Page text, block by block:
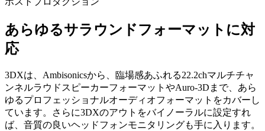
あらゆるサラウンドフォーマットに対
応
3DXは、Ambisonicsから、臨場感あふれる22.2chマルチチャ
ンネルラウドスピーカーフォーマットやAuro-3Dまで、あら
ゆるプロフェッショナルオーディオフォーマットをカバーし
ています。
さらに3DXのアウトをバイノーラルに設定すれ
ば、音質の良いヘッドフォンモニタリングも手に入ります。